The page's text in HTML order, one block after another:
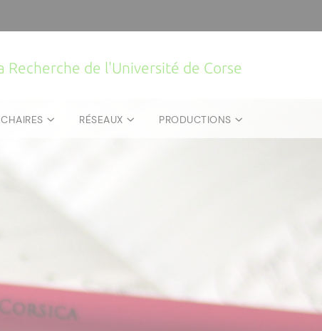
Recherche de l'Université de Corse
CHAIRES RÉSEAUX PRODUCTIONS